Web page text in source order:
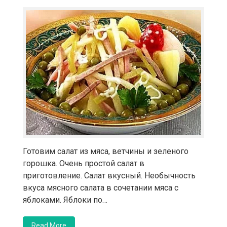
Готовим салат из мяса, ветчины и зеленого
горошка. Очень простой салат в
приготовление. Салат вкусный. Необычность
вкуса мясного салата в сочетании мяса с
яблоками. Яблоки по…